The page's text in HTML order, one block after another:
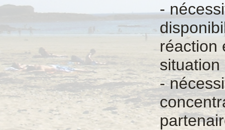
-
réaction
situation
-